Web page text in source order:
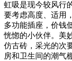
虹吸是现今较风行
要考虑高度、适用
多功能插座，价钱
恍惚的小伙伴。美
仿古砖，采光的次
房和卫生间的潮气